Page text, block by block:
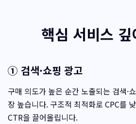
핵심 서비스 깊
① 검색·쇼핑 광고
구매 의도가 높은 순간 노출되는 검색·
장 높습니다. 구조적 최적화로 CPC를
CTR을 끌어올립니다.